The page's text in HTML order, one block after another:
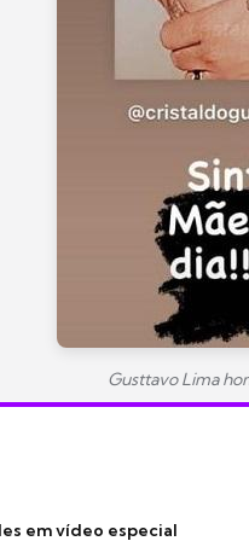
Gusttavo Lima
em vídeo especial